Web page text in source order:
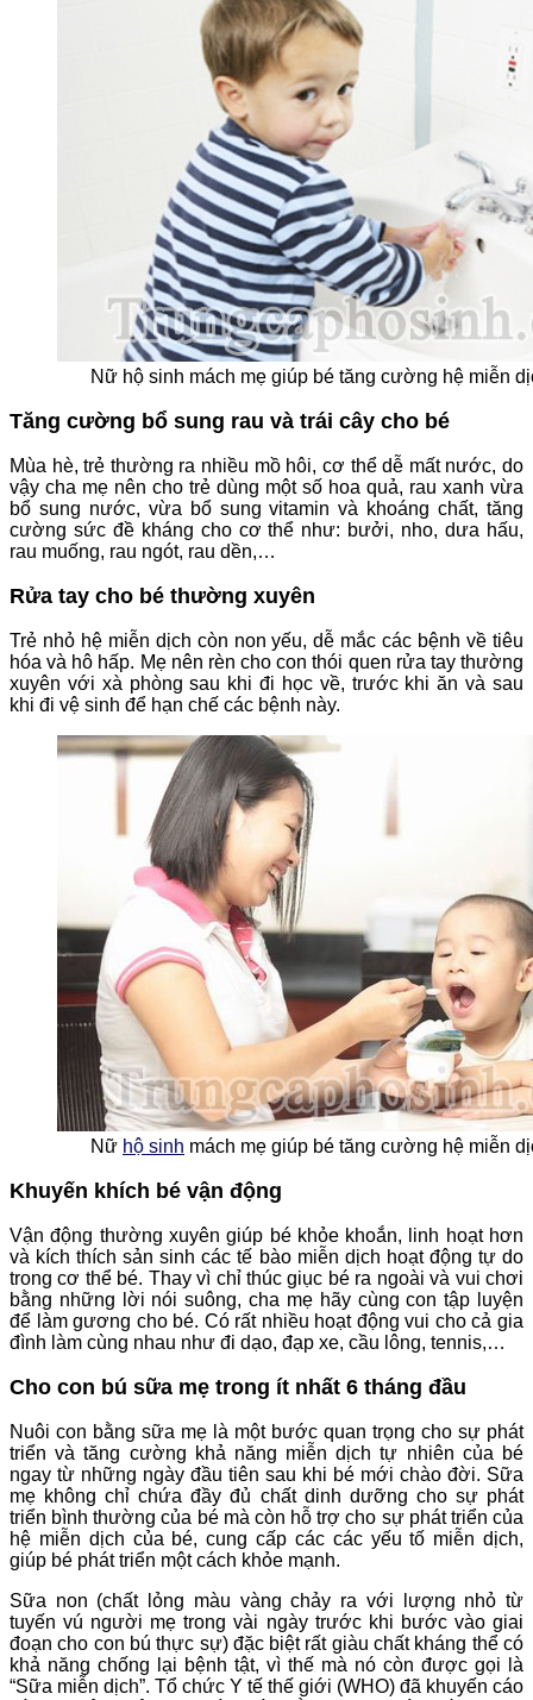
Nữ hộ sinh mách mẹ giúp bé tăng cường hệ miễn
Tăng cường bổ sung rau và trái cây cho bé
Mùa hè, trẻ thường ra nhiều mồ hôi, cơ thể dễ mất nước, do
vậy cha mẹ nên cho trẻ dùng một số hoa quả, rau xanh vừa
bổ sung nước, vừa bổ sung vitamin và khoáng chất, tăng
cường sức đề kháng cho cơ thể như: bưởi, nho, dưa hấu,
rau muống, rau ngót, rau dền,…
Rửa tay cho bé thường xuyên
Trẻ nhỏ hệ miễn dịch còn non yếu, dễ mắc các bệnh về tiêu
hóa và hô hấp. Mẹ nên rèn cho con thói quen rửa tay thường
xuyên với xà phòng sau khi đi học về, trước khi ăn và sau
khi đi vệ sinh để hạn chế các bệnh này.
Nữ hộ sinh mách mẹ giúp bé tăng cường hệ miễn
Khuyến khích bé vận động
Vận động thường xuyên giúp bé khỏe khoắn, linh hoạt hơn
và kích thích sản sinh các tế bào miễn dịch hoạt động tự do
trong cơ thể bé. Thay vì chỉ thúc giục bé ra ngoài và vui chơi
bằng những lời nói suông, cha mẹ hãy cùng con tập luyện
để làm gương cho bé. Có rất nhiều hoạt động vui cho cả gia
đình làm cùng nhau như đi dạo, đạp xe, cầu lông, tennis,…
Cho con bú sữa mẹ trong ít nhất 6 tháng đầu
Nuôi con bằng sữa mẹ là một bước quan trọng cho sự phát
triển và tăng cường khả năng miễn dịch tự nhiên của bé
ngay từ những ngày đầu tiên sau khi bé mới chào đời. Sữa
mẹ không chỉ chứa đầy đủ chất dinh dưỡng cho sự phát
triển bình thường của bé mà còn hỗ trợ cho sự phát triển của
hệ miễn dịch của bé, cung cấp các các yếu tố miễn dịch,
giúp bé phát triển một cách khỏe mạnh.
Sữa non (chất lỏng màu vàng chảy ra với lượng nhỏ từ
tuyến vú người mẹ trong vài ngày trước khi bước vào giai
đoạn cho con bú thực sự) đặc biệt rất giàu chất kháng thể có
khả năng chống lại bệnh tật, vì thế mà nó còn được gọi là
“Sữa miễn dịch”. Tổ chức Y tế thế giới (WHO) đã khuyến cáo